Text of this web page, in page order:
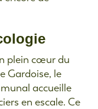
plein cœur du
Gardoise, le
accueille
en escale. Ce